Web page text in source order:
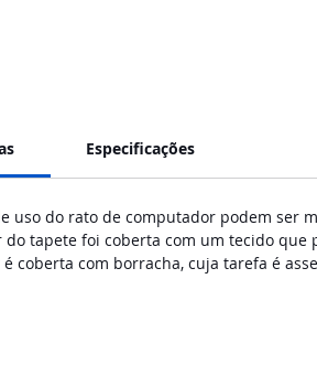
Especificações
uso do rato de computador podem ser
do tapete foi coberta com um tecido
coberta com borracha, cuja tarefa é